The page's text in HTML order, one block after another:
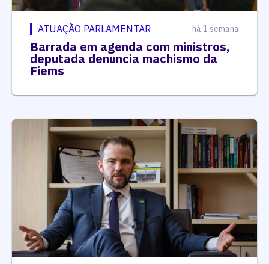
ATUAÇÃO PARLAMENTAR há 1 semana
Barrada em agenda com ministros,
deputada denuncia machismo da
Fiems